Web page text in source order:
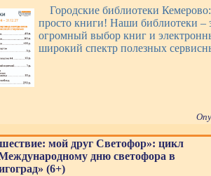
Городские библиотеки
просто книги! Наши библиотеки –
огромный выбор книг и
широкий спектр полезных
мой друг Светофор»: цикл
дню светофора в
(6+)